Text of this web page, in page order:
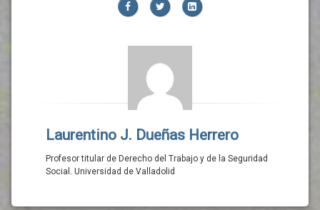
FacebookTwitterLinkedIn
Laurentino J. Dueñas Herrero
Profesor titular de Derecho del Trabajo y de la Seguridad
Social. Universidad de Valladolid